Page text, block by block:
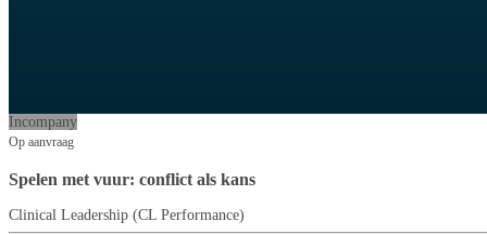
Incompany
Op aanvraag
Spelen met vuur: conflict als kans
Clinical Leadership (CL Performance)